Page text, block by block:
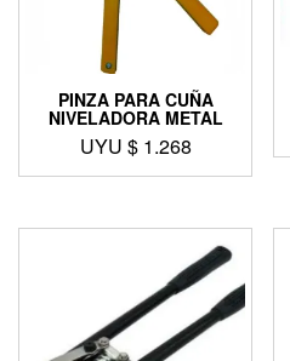
PINZA PARA CUÑA
NIVELADORA METAL
UYU $ 1.268